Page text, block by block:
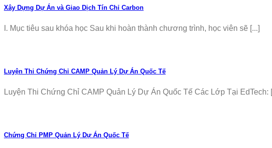
Xây Dựng Dự Án và Giao Dịch Tín Chỉ Carbon
I. Mục tiêu sau khóa học Sau khi hoàn thành chương trình, học viên sẽ [...]
Luyện Thi Chứng Chỉ CAMP Quản Lý Dự Án Quốc Tế
Luyện Thi Chứng Chỉ CAMP Quản Lý Dự Án Quốc Tế Các Lớp Tại EdTech:
Chứng Chỉ PMP Quản Lý Dự Án Quốc Tế